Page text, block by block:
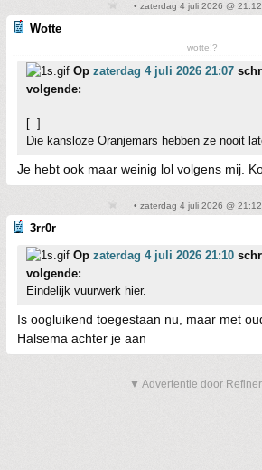
• zaterdag 4 juli 2026 @ 21:12
Wotte
wotte!?
Op zaterdag 4 juli 2026 21:07
volgende:
[..]
Die kansloze Oranjemars hebben ze nooit
Je hebt ook maar weinig lol volgens mij.
• zaterdag 4 juli 2026 @ 21:12
3rr0r
Op zaterdag 4 juli 2026 21:10
volgende:
Eindelijk vuurwerk hier.
Is oogluikend toegestaan nu, maar met
Halsema achter je aan
▼ Advertentie door